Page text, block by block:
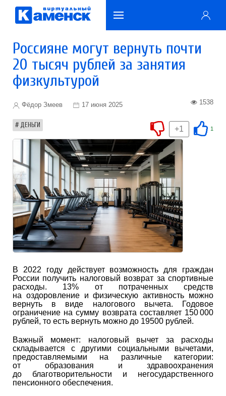
Россияне могут вернуть почти
20 тысяч рублей за занятия
физкультурой
Фёдор Змеев 17 июня 2025 1538
ДЕНЬГИ 1
+1
В 2022 году действует возможность для граждан
России получить налоговый возврат за спортивные
расходы. 13% от потраченных средств
на оздоровление и физическую активность можно
вернуть в виде налогового вычета. Годовое
ограничение на сумму возврата составляет 150 000
рублей, то есть вернуть можно до 19500 рублей.
Важный момент: налоговый вычет за расходы
складывается с другими социальными вычетами,
предоставляемыми на различные категории:
от образования и здравоохранения
до благотворительности и негосударственного
пенсионного обеспечения.